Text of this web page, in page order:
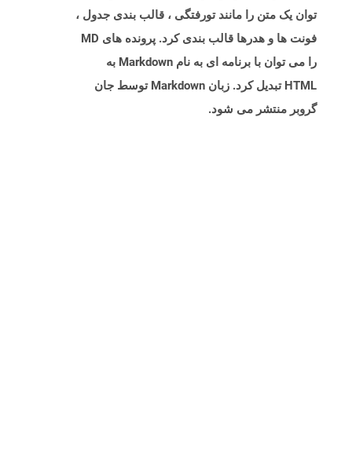
توان یک متن را مانند تورفتگی ، قالب بندی جدول ،
فونت ها و هدرها قالب بندی کرد. پرونده های MD
را می توان با برنامه ای به نام Markdown به
HTML تبدیل کرد. زبان Markdown توسط جان
گروبر منتشر می شود.